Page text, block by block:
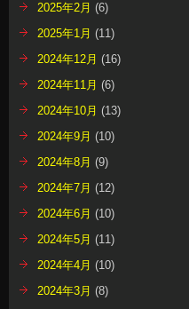
2025年2月 (6)
2025年1月 (11)
2024年12月 (16)
2024年11月 (6)
2024年10月 (13)
2024年9月 (10)
2024年8月 (9)
2024年7月 (12)
2024年6月 (10)
2024年5月 (11)
2024年4月 (10)
2024年3月 (8)